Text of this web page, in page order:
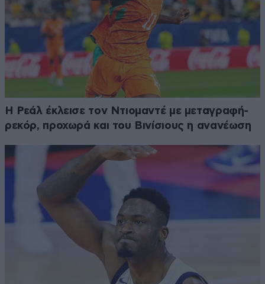
Η Ρεάλ έκλεισε τον Ντιομαντέ με μεταγραφή-
ρεκόρ, προχωρά και του Βινίσιους η ανανέωση